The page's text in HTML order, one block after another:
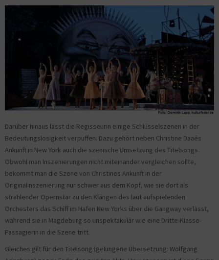
Darüber hinaus lässt die Regisseurin einige Schlüsselszenen in der
Bedeutungslosigkeit verpuffen. Dazu gehört neben Christine Daaés
Ankunft in New York auch die szenische Umsetzung des Titelsongs.
Obwohl man Inszenierungen nicht miteinander vergleichen sollte,
bekommt man die Szene von Christines Ankunft in der
Originalinszenierung nur schwer aus dem Kopf, wie sie dort als
strahlender Opernstar zu den Klängen des laut aufspielenden
Orchesters das Schiff im Hafen New Yorks über die Gangway verlässt,
während sie in Magdeburg so unspektakulär wie eine Dritte-Klasse-
Passagierin in die Szene tritt.
Gleiches gilt für den Titelsong (gelungene Übersetzung: Wolfgang